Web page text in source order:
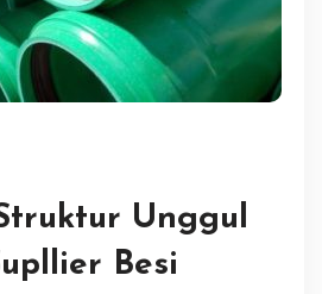
Unggul
Besi